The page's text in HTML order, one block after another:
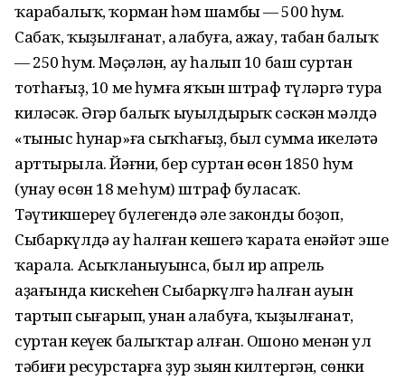
ҡарабалыҡ, ҡорман һәм шамбы — 500 һум.
Сабаҡ, ҡыҙылғанат, алабуға, ажау, табан балыҡ
— 250 һум. Мәҫәлән, ау һалып 10 баш суртан
тотһағыҙ, 10 мең һумға яҡын штраф түләргә тура
киләсәк. Әгәр балыҡ ыуылдырыҡ сәскән мәлдә
«тыныс һунар»ға сыҡһағыҙ, был сумма икеләтә
арттырыла. Йәғни, бер суртан өсөн 1850 һум
(унау өсөн 18 мең һум) штраф буласаҡ.
Тәүтикшереү бүлегендә әле законды боҙоп,
Сыбаркүлдә ау һалған кешегә ҡарата енәйәт эше
ҡарала. Асыҡланыуынса, был ир апрель
аҙағында кискеһен Сыбаркүлгә һалған ауын
тартып сығарып, унан алабуға, ҡыҙылғанат,
суртан кеүек балыҡтар алған. Ошоноң менән ул
тәбиғи ресурстарға ҙур зыян килтергән, сөнки